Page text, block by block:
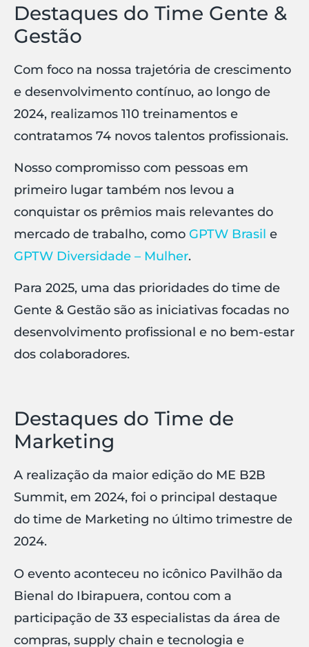
Destaques do Time Gente &
Gestão
Com foco na nossa trajetória de crescimento
e desenvolvimento contínuo, ao longo de
2024, realizamos 110 treinamentos e
contratamos 74 novos talentos profissionais.
Nosso compromisso com pessoas em
primeiro lugar também nos levou a
conquistar os prêmios mais relevantes do
mercado de trabalho, como GPTW Brasil e
GPTW Diversidade – Mulher.
Para 2025, uma das prioridades do time de
Gente & Gestão são as iniciativas focadas no
desenvolvimento profissional e no bem-estar
dos colaboradores.
Destaques do Time de
Marketing
A realização da maior edição do ME B2B
Summit, em 2024, foi o principal destaque
do time de Marketing no último trimestre de
2024.
O evento aconteceu no icônico Pavilhão da
Bienal do Ibirapuera, contou com a
participação de 33 especialistas da área de
compras, supply chain e tecnologia e